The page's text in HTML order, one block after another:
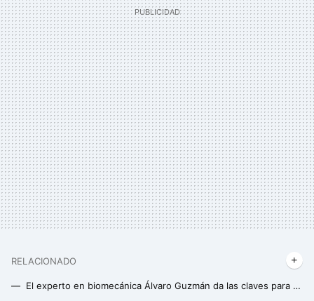
RELACIONADO
El experto en biomecánica Álvaro Guzmán da las claves para exprimir tus muslos el día de pierna